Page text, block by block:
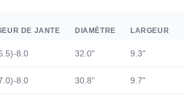
DE JANTE DIAMÈTRE LARGEUR
8.0 32.0" 9.3"
8.0 30.8" 9.7"